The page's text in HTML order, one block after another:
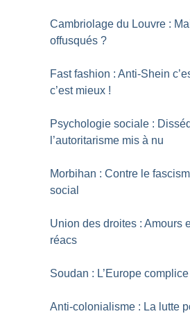
Cambriolage du Louvre :
offusqués ?
Fast fashion : Anti-Shein
c’est mieux !
Psychologie sociale :
l’autoritarisme mis à nu
Morbihan : Contre le
social
Union des droites : Amours
réacs
Soudan : L’Europe
Anti-colonialisme : La lutte